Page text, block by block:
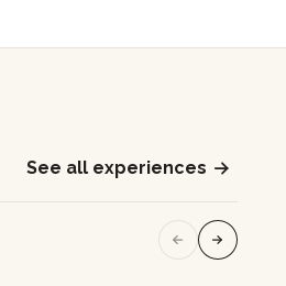
See all experiences